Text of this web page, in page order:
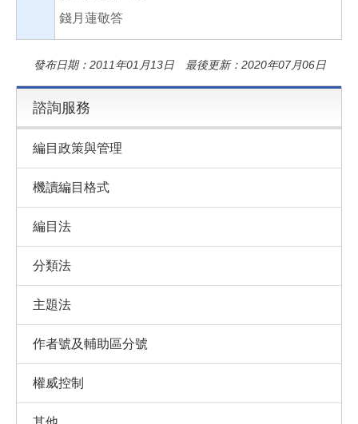
錢月蓮敬答
發布日期：2011年01月13日 最後更新：2020年07月06日
諮詢服務
編目政策與管理
機讀編目格式
編目法
分類法
主題法
作者號及輔助區分號
權威控制